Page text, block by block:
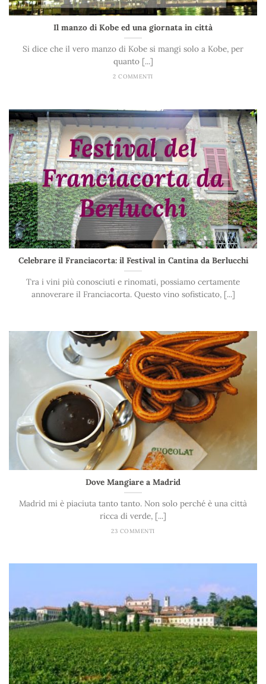
Il manzo di Kobe ed una giornata in città
Si dice che il vero manzo di Kobe si mangi solo a Kobe, per
quanto [...]
2 COMMENTI
Celebrare il Franciacorta: il Festival in Cantina da Berlucchi
Tra i vini più conosciuti e rinomati, possiamo certamente
annoverare il Franciacorta. Questo vino sofisticato, [...]
Dove Mangiare a Madrid
Madrid mi è piaciuta tanto tanto. Non solo perché è una città
ricca di verde, [...]
23 COMMENTI